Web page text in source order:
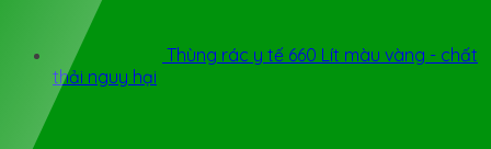
Thùng rác y tế 660 Lít màu vàng - chất
thải nguy hại